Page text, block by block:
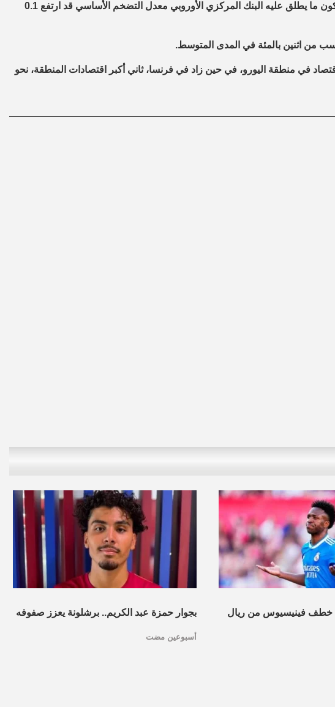
وباستبعاد أسعار الطاقة والأغذية الطازجة المتقلبة، يكون ما يطلق عليه البنك المركزي الأوروبي معدل التضخم الأساسي قد ارتفع 0.1
من اثنين بالمئة في المدى المتوسط.
اقتصاد في منطقة اليورو، في حين زاد في فرنسا، ثاني أكبر اقتصادات المنطقة، نحو
خطف فينيسيوس من ريال بجوار حمزة عبد الكريم.. برشلونة يعزز صفوفه
أسبوعين مضت